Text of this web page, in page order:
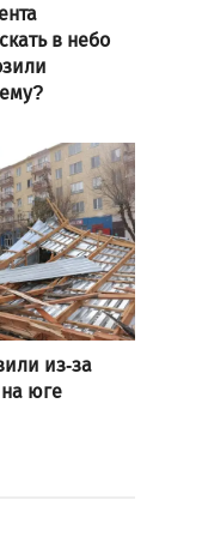
в небо
из-за
юге